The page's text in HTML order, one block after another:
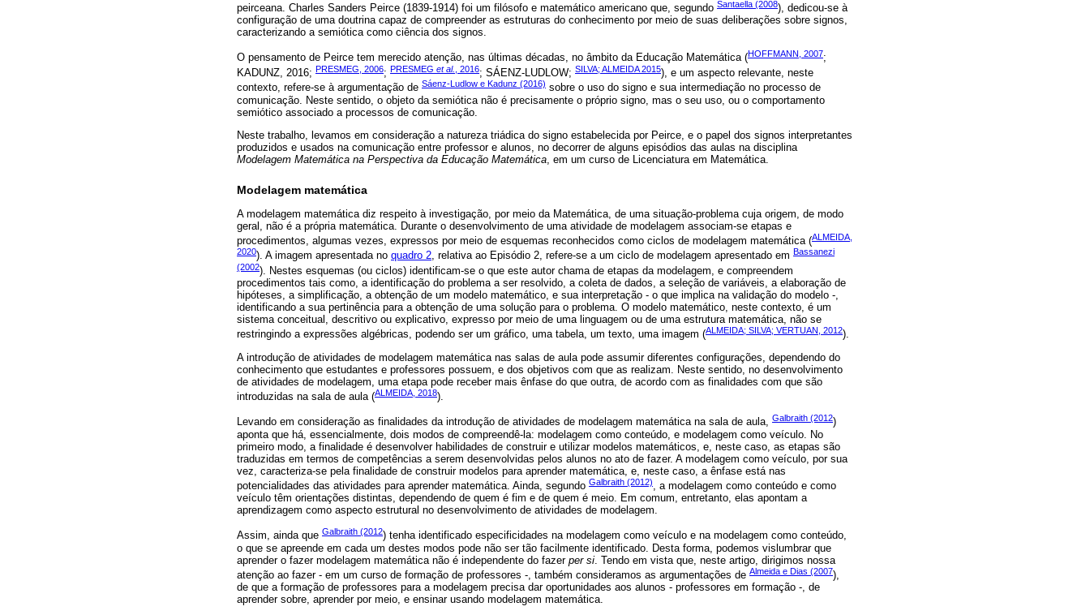
peirceana. Charles Sanders Peirce (1839-1914) foi um filósofo e matemático americano que, segundo Santaella (2008), dedicou-se à
configuração de uma doutrina capaz de compreender as estruturas do conhecimento por meio de suas deliberações sobre signos,
caracterizando a semiótica como ciência dos signos.
O pensamento de Peirce tem merecido atenção, nas últimas décadas, no âmbito da Educação Matemática (HOFFMANN, 2007;
KADUNZ, 2016; PRESMEG, 2006; PRESMEG et al. , 2016; SÁENZ-LUDLOW; SILVA; ALMEIDA 2015), e um aspecto relevante, neste
contexto, refere-se à argumentação de Sáenz-Ludlow e Kadunz (2016) sobre o uso do signo e sua intermediação no processo de
comunicação. Neste sentido, o objeto da semiótica não é precisamente o próprio signo, mas o seu uso, ou o comportamento
semiótico associado a processos de comunicação.
Neste trabalho, levamos em consideração a natureza triádica do signo estabelecida por Peirce, e o papel dos signos interpretantes
produzidos e usados na comunicação entre professor e alunos, no decorrer de alguns episódios das aulas na disciplina
Modelagem Matemática na Perspectiva da Educação Matemática , em um curso de Licenciatura em Matemática.
Modelagem matemática
A modelagem matemática diz respeito à investigação, por meio da Matemática, de uma situação-problema cuja origem, de modo
geral, não é a própria matemática. Durante o desenvolvimento de uma atividade de modelagem associam-se etapas e
procedimentos, algumas vezes, expressos por meio de esquemas reconhecidos como ciclos de modelagem matemática (ALMEIDA,
2020). A imagem apresentada no quadro 2, relativa ao Episódio 2, refere-se a um ciclo de modelagem apresentado em Bassanezi
(2002). Nestes esquemas (ou ciclos) identificam-se o que este autor chama de etapas da modelagem, e compreendem
procedimentos tais como, a identificação do problema a ser resolvido, a coleta de dados, a seleção de variáveis, a elaboração de
hipóteses, a simplificação, a obtenção de um modelo matemático, e sua interpretação - o que implica na validação do modelo -,
identificando a sua pertinência para a obtenção de uma solução para o problema. O modelo matemático, neste contexto, é um
sistema conceitual, descritivo ou explicativo, expresso por meio de uma linguagem ou de uma estrutura matemática, não se
restringindo a expressões algébricas, podendo ser um gráfico, uma tabela, um texto, uma imagem (ALMEIDA; SILVA; VERTUAN, 2012).
A introdução de atividades de modelagem matemática nas salas de aula pode assumir diferentes configurações, dependendo do
conhecimento que estudantes e professores possuem, e dos objetivos com que as realizam. Neste sentido, no desenvolvimento
de atividades de modelagem, uma etapa pode receber mais ênfase do que outra, de acordo com as finalidades com que são
introduzidas na sala de aula (ALMEIDA, 2018).
Levando em consideração as finalidades da introdução de atividades de modelagem matemática na sala de aula, Galbraith (2012)
aponta que há, essencialmente, dois modos de compreendê-la: modelagem como conteúdo, e modelagem como veículo. No
primeiro modo, a finalidade é desenvolver habilidades de construir e utilizar modelos matemáticos, e, neste caso, as etapas são
traduzidas em termos de competências a serem desenvolvidas pelos alunos no ato de fazer. A modelagem como veículo, por sua
vez, caracteriza-se pela finalidade de construir modelos para aprender matemática, e, neste caso, a ênfase está nas
potencialidades das atividades para aprender matemática. Ainda, segundo Galbraith (2012)
, a modelagem como conteúdo e como
veículo têm orientações distintas, dependendo de quem é fim e de quem é meio. Em comum, entretanto, elas apontam a
aprendizagem como aspecto estrutural no desenvolvimento de atividades de modelagem.
Assim, ainda que Galbraith (2012) tenha identificado especificidades na modelagem como veículo e na modelagem como conteúdo,
o que se apreende em cada um destes modos pode não ser tão facilmente identificado. Desta forma, podemos vislumbrar que
aprender o fazer modelagem matemática não é independente do fazer per si . Tendo em vista que, neste artigo, dirigimos nossa
atenção ao fazer - em um curso de formação de professores -, também consideramos as argumentações de Almeida e Dias (2007),
de que a formação de professores para a modelagem precisa dar oportunidades aos alunos - professores em formação -, de
aprender sobre, aprender por meio, e ensinar usando modelagem matemática.